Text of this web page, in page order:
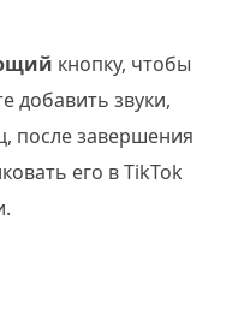
кнопку, чтобы
добавить звуки,
после завершения
его в TikTok